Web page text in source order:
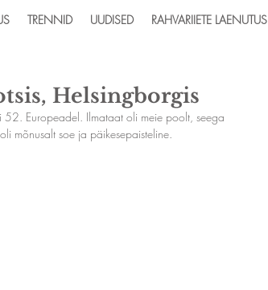
TRENNID UUDISED RAHVARIIETE LAENUTUS
Helsingborgis
52. Europeadel. Ilmataat oli meie poolt, seega
mõnusalt soe ja päikesepaisteline.